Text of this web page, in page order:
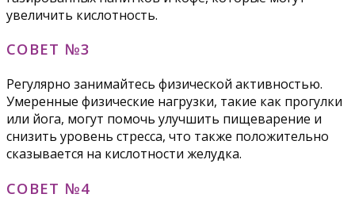
увеличить кислотность.
СОВЕТ №3
Регулярно занимайтесь физической активностью.
Умеренные физические нагрузки, такие как прогулки
или йога, могут помочь улучшить пищеварение и
снизить уровень стресса, что также положительно
сказывается на кислотности желудка.
СОВЕТ №4